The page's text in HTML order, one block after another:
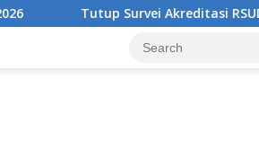
Akreditasi RSUD Tarempa, Bupati